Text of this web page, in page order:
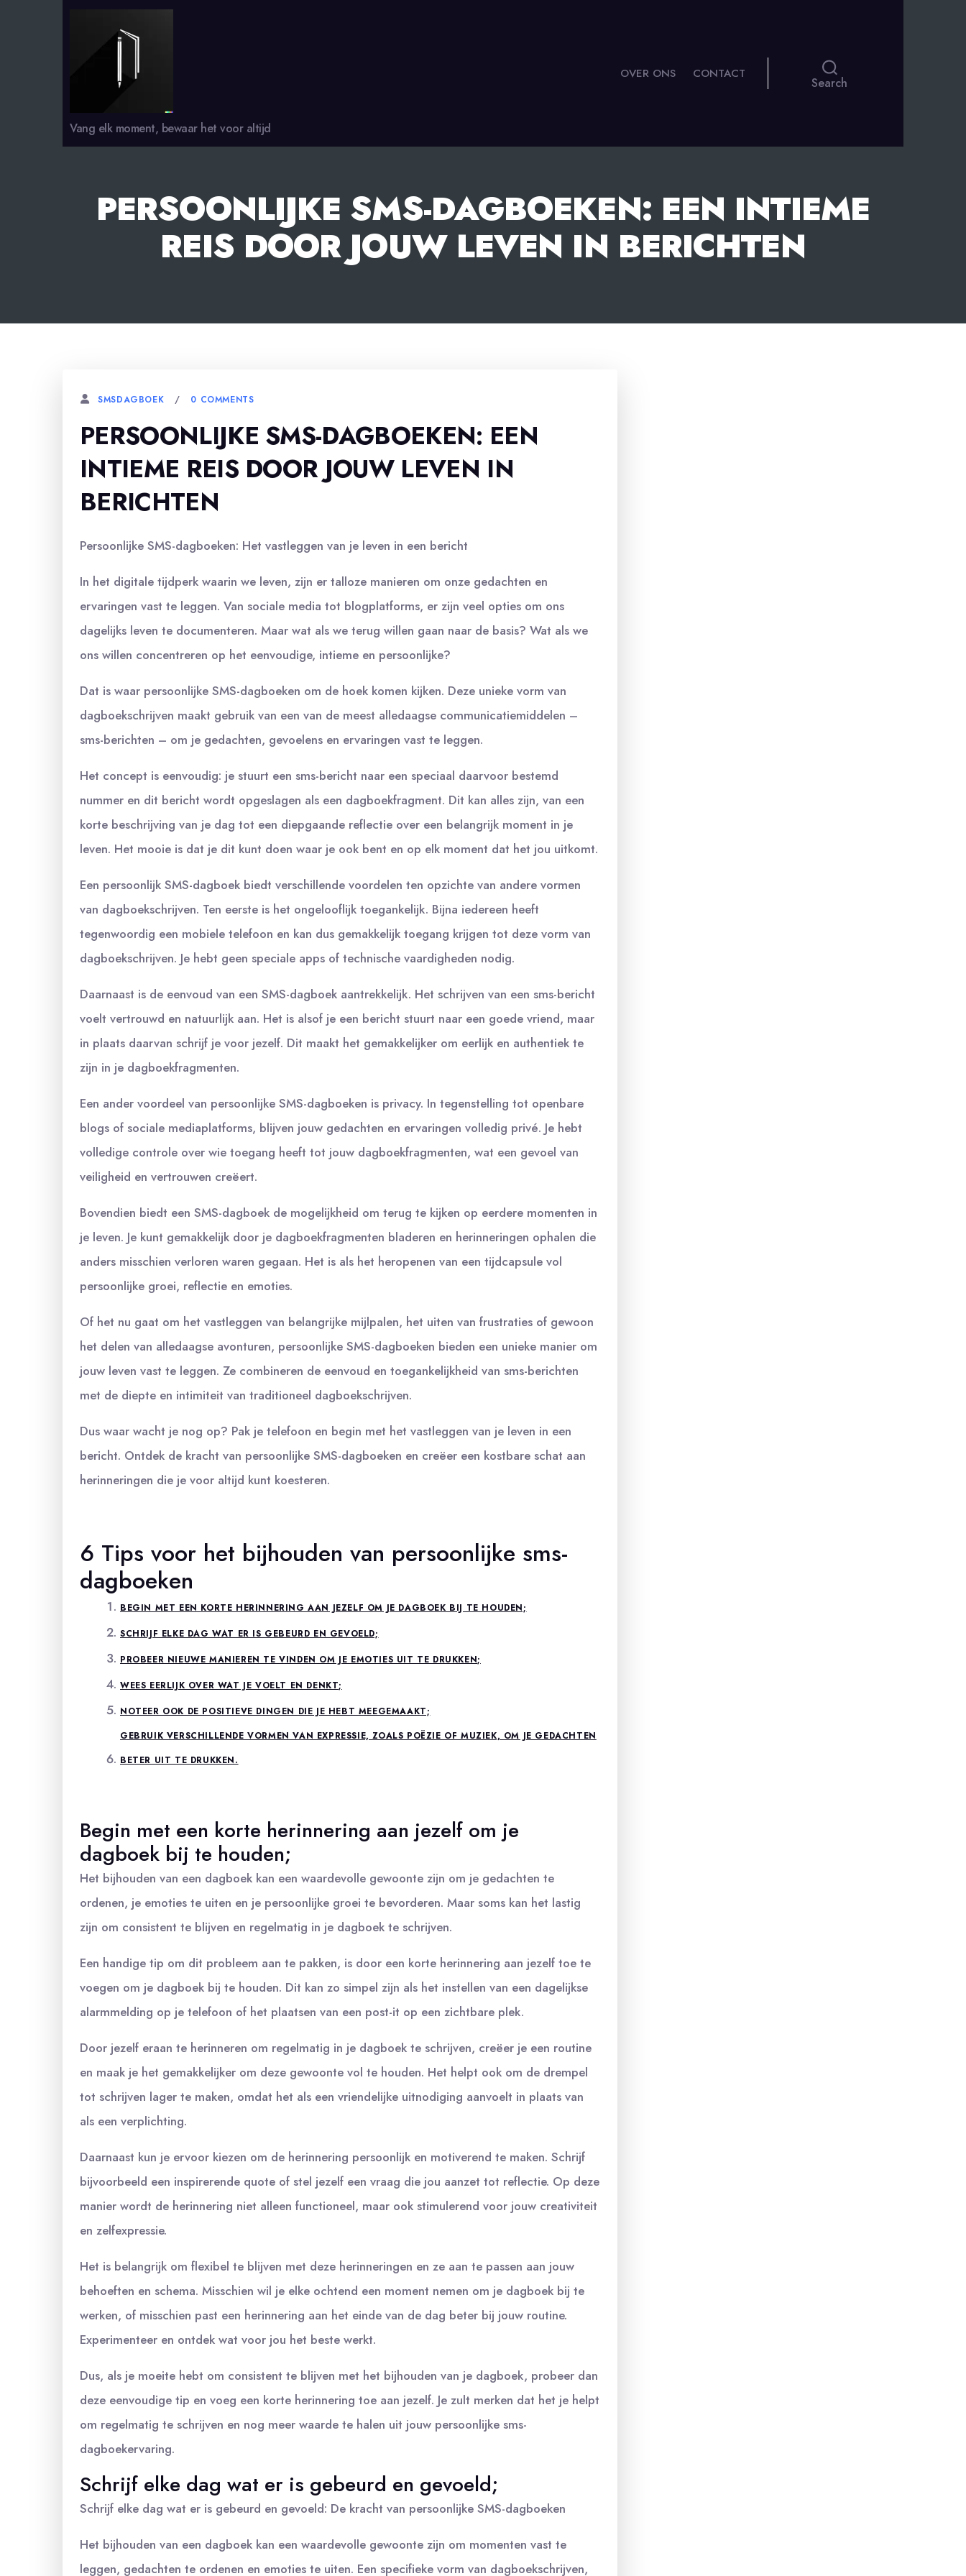
Vang elk moment, bewaar het voor altijd
OVER ONS CONTACT
Search
PERSOONLIJKE SMS-DAGBOEKEN: EEN INTIEME
REIS DOOR JOUW LEVEN IN BERICHTEN
SMSDAGBOEK 0 COMMENTS
PERSOONLIJKE SMS-DAGBOEKEN: EEN
INTIEME REIS DOOR JOUW LEVEN IN
BERICHTEN
Persoonlijke SMS-dagboeken: Het vastleggen van je leven in een bericht
In het digitale tijdperk waarin we leven, zijn er talloze manieren om onze gedachten en
ervaringen vast te leggen. Van sociale media tot blogplatforms, er zijn veel opties om ons
dagelijks leven te documenteren. Maar wat als we terug willen gaan naar de basis? Wat als we
ons willen concentreren op het eenvoudige, intieme en persoonlijke?
Dat is waar persoonlijke SMS-dagboeken om de hoek komen kijken. Deze unieke vorm van
dagboekschrijven maakt gebruik van een van de meest alledaagse communicatiemiddelen –
sms-berichten – om je gedachten, gevoelens en ervaringen vast te leggen.
Het concept is eenvoudig: je stuurt een sms-bericht naar een speciaal daarvoor bestemd
nummer en dit bericht wordt opgeslagen als een dagboekfragment. Dit kan alles zijn, van een
korte beschrijving van je dag tot een diepgaande reflectie over een belangrijk moment in je
leven. Het mooie is dat je dit kunt doen waar je ook bent en op elk moment dat het jou uitkomt.
Een persoonlijk SMS-dagboek biedt verschillende voordelen ten opzichte van andere vormen
van dagboekschrijven. Ten eerste is het ongelooflijk toegankelijk. Bijna iedereen heeft
tegenwoordig een mobiele telefoon en kan dus gemakkelijk toegang krijgen tot deze vorm van
dagboekschrijven. Je hebt geen speciale apps of technische vaardigheden nodig.
Daarnaast is de eenvoud van een SMS-dagboek aantrekkelijk. Het schrijven van een sms-bericht
voelt vertrouwd en natuurlijk aan. Het is alsof je een bericht stuurt naar een goede vriend, maar
in plaats daarvan schrijf je voor jezelf. Dit maakt het gemakkelijker om eerlijk en authentiek te
zijn in je dagboekfragmenten.
Een ander voordeel van persoonlijke SMS-dagboeken is privacy. In tegenstelling tot openbare
blogs of sociale mediaplatforms, blijven jouw gedachten en ervaringen volledig privé. Je hebt
volledige controle over wie toegang heeft tot jouw dagboekfragmenten, wat een gevoel van
veiligheid en vertrouwen creëert.
Bovendien biedt een SMS-dagboek de mogelijkheid om terug te kijken op eerdere momenten in
je leven. Je kunt gemakkelijk door je dagboekfragmenten bladeren en herinneringen ophalen die
anders misschien verloren waren gegaan. Het is als het heropenen van een tijdcapsule vol
persoonlijke groei, reflectie en emoties.
Of het nu gaat om het vastleggen van belangrijke mijlpalen, het uiten van frustraties of gewoon
het delen van alledaagse avonturen, persoonlijke SMS-dagboeken bieden een unieke manier om
jouw leven vast te leggen. Ze combineren de eenvoud en toegankelijkheid van sms-berichten
met de diepte en intimiteit van traditioneel dagboekschrijven.
Dus waar wacht je nog op? Pak je telefoon en begin met het vastleggen van je leven in een
bericht. Ontdek de kracht van persoonlijke SMS-dagboeken en creëer een kostbare schat aan
herinneringen die je voor altijd kunt koesteren.
6 Tips voor het bijhouden van persoonlijke sms-
dagboeken
BEGIN MET EEN KORTE HERINNERING AAN JEZELF OM JE DAGBOEK BIJ TE HOUDEN;
SCHRIJF ELKE DAG WAT ER IS GEBEURD EN GEVOELD;
PROBEER NIEUWE MANIEREN TE VINDEN OM JE EMOTIES UIT TE DRUKKEN;
WEES EERLIJK OVER WAT JE VOELT EN DENKT;
NOTEER OOK DE POSITIEVE DINGEN DIE JE HEBT MEEGEMAAKT;
GEBRUIK VERSCHILLENDE VORMEN VAN EXPRESSIE, ZOALS POËZIE OF MUZIEK, OM JE GEDACHTEN
BETER UIT TE DRUKKEN.
Begin met een korte herinnering aan jezelf om je
dagboek bij te houden;
Het bijhouden van een dagboek kan een waardevolle gewoonte zijn om je gedachten te
ordenen, je emoties te uiten en je persoonlijke groei te bevorderen. Maar soms kan het lastig
zijn om consistent te blijven en regelmatig in je dagboek te schrijven.
Een handige tip om dit probleem aan te pakken, is door een korte herinnering aan jezelf toe te
voegen om je dagboek bij te houden. Dit kan zo simpel zijn als het instellen van een dagelijkse
alarmmelding op je telefoon of het plaatsen van een post-it op een zichtbare plek.
Door jezelf eraan te herinneren om regelmatig in je dagboek te schrijven, creëer je een routine
en maak je het gemakkelijker om deze gewoonte vol te houden. Het helpt ook om de drempel
tot schrijven lager te maken, omdat het als een vriendelijke uitnodiging aanvoelt in plaats van
als een verplichting.
Daarnaast kun je ervoor kiezen om de herinnering persoonlijk en motiverend te maken. Schrijf
bijvoorbeeld een inspirerende quote of stel jezelf een vraag die jou aanzet tot reflectie. Op deze
manier wordt de herinnering niet alleen functioneel, maar ook stimulerend voor jouw creativiteit
en zelfexpressie.
Het is belangrijk om flexibel te blijven met deze herinneringen en ze aan te passen aan jouw
behoeften en schema. Misschien wil je elke ochtend een moment nemen om je dagboek bij te
werken, of misschien past een herinnering aan het einde van de dag beter bij jouw routine.
Experimenteer en ontdek wat voor jou het beste werkt.
Dus, als je moeite hebt om consistent te blijven met het bijhouden van je dagboek, probeer dan
deze eenvoudige tip en voeg een korte herinnering toe aan jezelf. Je zult merken dat het je helpt
om regelmatig te schrijven en nog meer waarde te halen uit jouw persoonlijke sms-
dagboekervaring.
Schrijf elke dag wat er is gebeurd en gevoeld;
Schrijf elke dag wat er is gebeurd en gevoeld: De kracht van persoonlijke SMS-dagboeken
Het bijhouden van een dagboek kan een waardevolle gewoonte zijn om momenten vast te
leggen, gedachten te ordenen en emoties te uiten. Een specifieke vorm van dagboekschrijven,